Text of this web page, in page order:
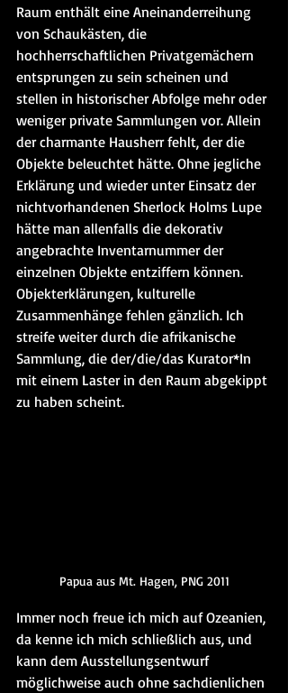
Raum enthält eine Aneinanderreihung
von Schaukästen, die
hochherrschaftlichen Privatgemächern
entsprungen zu sein scheinen und
stellen in historischer Abfolge mehr oder
weniger private Sammlungen vor. Allein
der charmante Hausherr fehlt, der die
Objekte beleuchtet hätte. Ohne jegliche
Erklärung und wieder unter Einsatz der
nichtvorhandenen Sherlock Holms Lupe
hätte man allenfalls die dekorativ
angebrachte Inventarnummer der
einzelnen Objekte entziffern können.
Objekterklärungen, kulturelle
Zusammenhänge fehlen gänzlich. Ich
streife weiter durch die afrikanische
Sammlung, die der/die/das Kurator*In
mit einem Laster in den Raum abgekippt
zu haben scheint.
Papua aus Mt. Hagen, PNG 2011
Immer noch freue ich mich auf Ozeanien,
da kenne ich mich schließlich aus, und
kann dem Ausstellungsentwurf
möglichweise auch ohne sachdienlichen